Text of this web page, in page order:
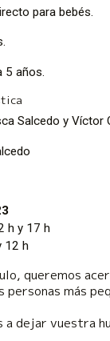
para bebés.
5 años.
Salcedo y Víctor
h y 17 h
12 h
queremos
personas más
dejar vuestra